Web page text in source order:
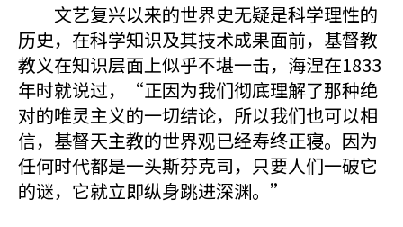
文艺复兴以来的世界史无疑是科学理性的
历史，在科学知识及其技术成果面前，基督教
教义在知识层面上似乎不堪一击，海涅在1833
年时就说过，“正因为我们彻底理解了那种绝
对的唯灵主义的一切结论，所以我们也可以相
信，基督天主教的世界观已经寿终正寝。因为
任何时代都是一头斯芬克司，只要人们一破它
的谜，它就立即纵身跳进深渊。”